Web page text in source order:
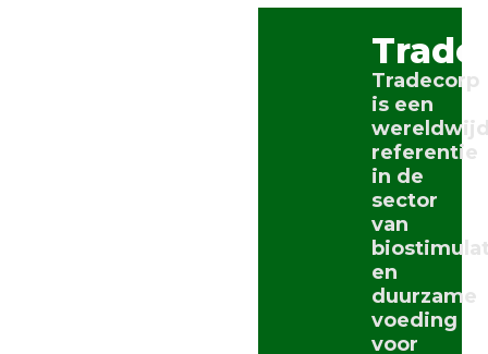
Tradecorp
is een
referentie
in de
sector
van
en
duurzame
voeding
voor